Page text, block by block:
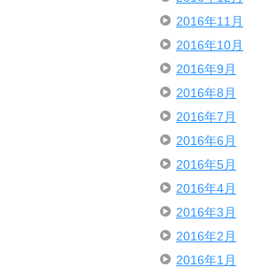
2016年11月
2016年10月
2016年9月
2016年8月
2016年7月
2016年6月
2016年5月
2016年4月
2016年3月
2016年2月
2016年1月